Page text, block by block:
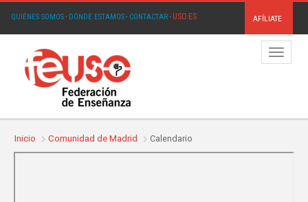
QUIÉNES SOMOS· DÓNDE ESTAMOS· CONTACTAR· USO.ES AFÍLIATE
Menú
Inicio Comunidad de Madrid Calendario